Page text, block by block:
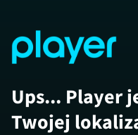
Ups... Player
Twojej